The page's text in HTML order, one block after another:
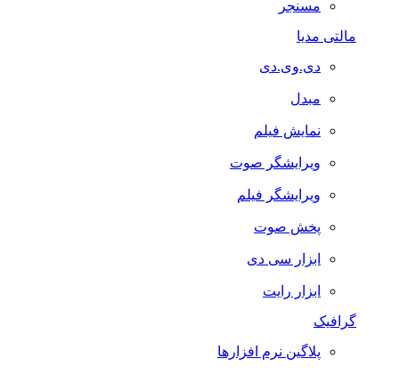
مسنجر
مالتی مدیا
دی.وی.دی
مبدل
نمایش فیلم
ویرایشگر صوت
ویرایشگر فیلم
پخش صوت
ابزار سی دی
ابزار رایت
گرافیک
پلاگین نرم افزارها